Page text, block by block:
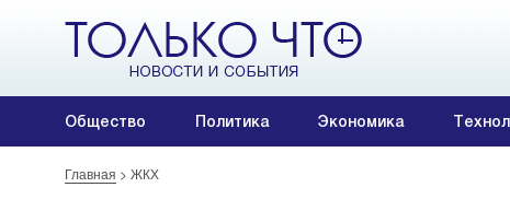
Общество Политика Экономика
Главная > ЖКХ